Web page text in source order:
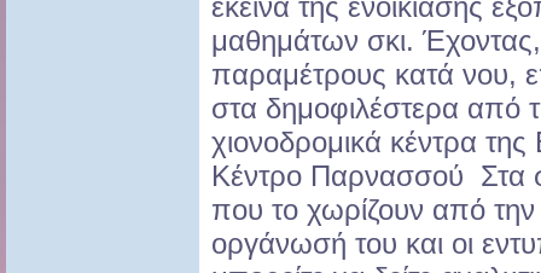
εκείνα της ενοικίασης
μαθημάτων σκι. Έχοντας,
παραμέτρους κατά νου,
στα δημοφιλέστερα από
χιονοδρομικά κέντρα
Κέντρο Παρνασσού Στα
που το χωρίζουν από
οργάνωσή του και οι